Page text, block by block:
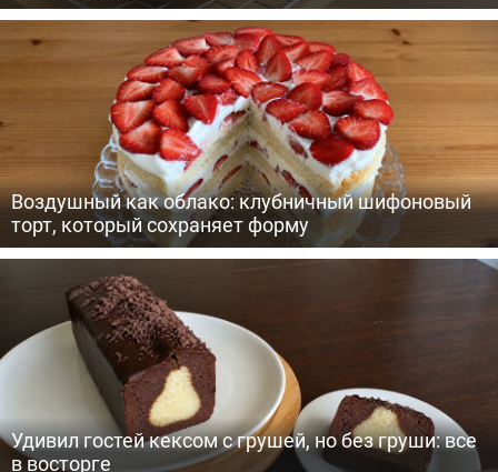
Воздушный как облако: клубничный шифоновый
торт, который сохраняет форму
Удивил гостей кексом с грушей, но без груши: все
в восторге